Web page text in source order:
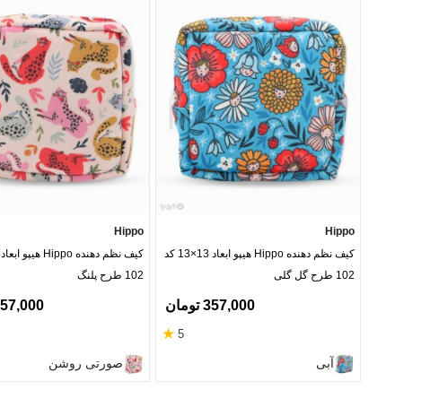
همچنین این کیف کوچک دارای یک جیب داخلی برای نگهداری
Hippo
کیف نظم دهنده Hippo هیپو ابعاد 13×13 کد
102 طرح گل گلی
357,000 تومان
5
★
آبی
Hippo
102 طرح پلنگ
357,000
صورتی روشن